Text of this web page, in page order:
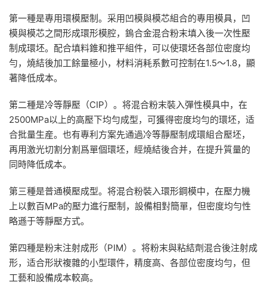
第一種是專用環模壓制。采用凹模與模芯組合的專用模具，凹
模與模芯之間形成環形模腔，鎢合金混合粉末填入後一次性壓
制成環坯。配合填料錐和推平組件，可以使環坯各部位密度均
勻，燒結後加工餘量極小，材料消耗系數可控制在1.5～1.8，顯
著降低成本。
第二種是冷等靜壓（CIP）。将混合粉末裝入彈性模具中，在
2500MPa以上的高壓下均勻成型，可獲得密度均勻的環坯，适
合批量生産。也有專利方案先通過冷等靜壓制成環組合壓坯，
再用激光切割分割爲單個環坯，經燒結後合并，在提升質量的
同時降低成本。
第三種是普通模壓成型。将混合粉裝入環形鋼模中，在壓力機
上以數百MPa的壓力進行壓制，設備相對簡單，但密度均勻性
略遜于等靜壓方式。
第四種是粉末注射成形（PIM）。将粉末與粘結劑混合後注射成
形，适合形狀複雜的小型環件，精度高、各部位密度均勻，但
工藝和設備成本較高。